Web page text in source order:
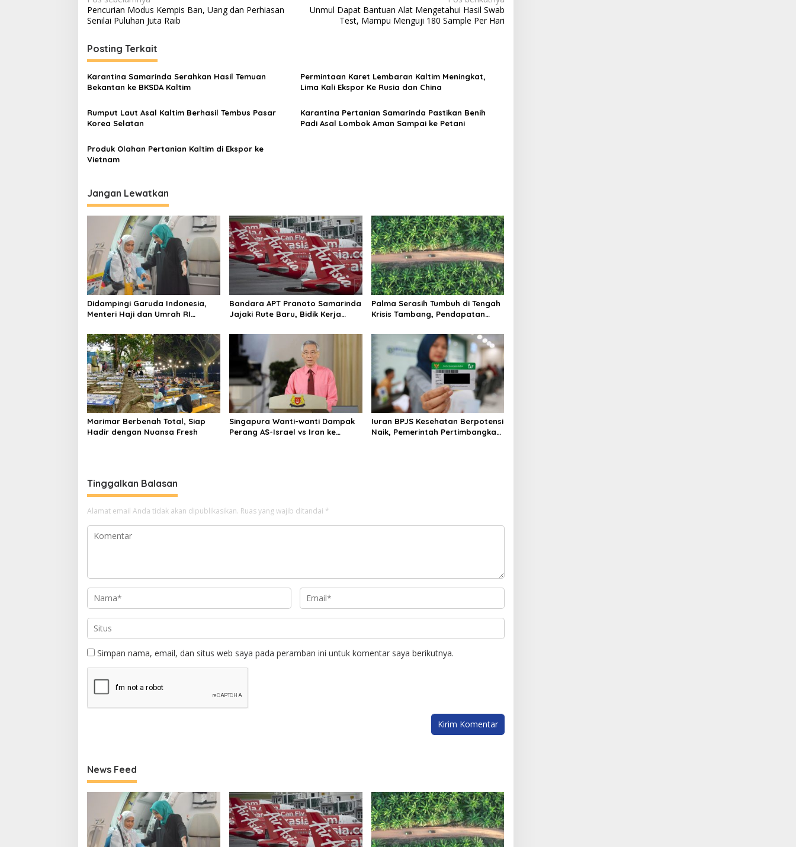
pos
Pencurian Modus Kempis Ban, Uang dan Perhiasan
Senilai Puluhan Juta Raib
Unmul Dapat Bantuan Alat Mengetahui Hasil Swab
Test, Mampu Menguji 180 Sample Per Hari
Posting Terkait
Karantina Samarinda Serahkan Hasil Temuan
Bekantan ke BKSDA Kaltim
Permintaan Karet Lembaran Kaltim Meningkat,
Lima Kali Ekspor Ke Rusia dan China
Rumput Laut Asal Kaltim Berhasil Tembus Pasar
Korea Selatan
Karantina Pertanian Samarinda Pastikan Benih
Padi Asal Lombok Aman Sampai ke Petani
Produk Olahan Pertanian Kaltim di Ekspor ke
Vietnam
Jangan Lewatkan
Didampingi Garuda Indonesia,
Menteri Haji dan Umrah RI
Penerbangan Haji di Balikpapan
Bandara APT Pranoto Samarinda
Jajaki Rute Baru, Bidik Kerja
Palma Serasih Tumbuh di Tengah
Krisis Tambang, Pendapatan
Marimar Berbenah Total, Siap
Hadir dengan Nuansa Fresh
Singapura Wanti-wanti Dampak
Perang AS-Israel vs Iran ke
Iuran BPJS Kesehatan Berpotensi
Naik, Pemerintah Pertimbangkan
Tinggalkan Balasan
Alamat email Anda tidak akan dipublikasikan. Ruas yang wajib ditandai *
Simpan nama, email, dan situs web saya pada peramban ini untuk komentar saya berikutnya.
News Feed